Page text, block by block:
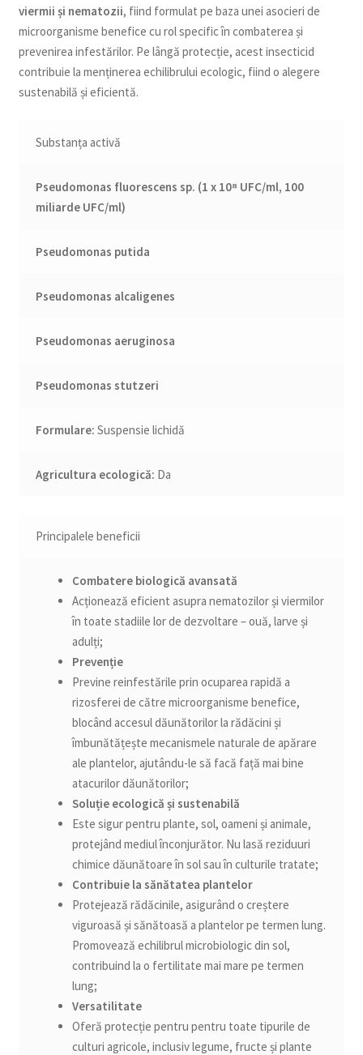
viermii și nematozii, fiind formulat pe baza unei asocieri de
microorganisme benefice cu rol specific în combaterea și
prevenirea infestărilor. Pe lângă protecție, acest insecticid
contribuie la menținerea echilibrului ecologic, fiind o alegere
sustenabilă și eficientă.
Substanța activă
Pseudomonas fluorescens sp. (1 x 10⁸ UFC/ml, 100
miliarde UFC/ml)
Pseudomonas putida
Pseudomonas alcaligenes
Pseudomonas aeruginosa
Pseudomonas stutzeri
Formulare: Suspensie lichidă
Agricultura ecologică: Da
Principalele beneficii
Combatere biologică avansată
Acționează eficient asupra nematozilor și viermilor
în toate stadiile lor de dezvoltare – ouă, larve și
adulți;
Prevenție
Previne reinfestările prin ocuparea rapidă a
rizosferei de către microorganisme benefice,
blocând accesul dăunătorilor la rădăcini și
îmbunătățește mecanismele naturale de apărare
ale plantelor, ajutându-le să facă față mai bine
atacurilor dăunătorilor;
Soluție ecologică și sustenabilă
Este sigur pentru plante, sol, oameni și animale,
protejând mediul înconjurător. Nu lasă reziduuri
chimice dăunătoare în sol sau în culturile tratate;
Contribuie la sănătatea plantelor
Protejează rădăcinile, asigurând o creștere
viguroasă și sănătoasă a plantelor pe termen lung.
Promovează echilibrul microbiologic din sol,
contribuind la o fertilitate mai mare pe termen
lung;
Versatilitate
Oferă protecție pentru pentru toate tipurile de
culturi agricole, inclusiv legume, fructe și plante